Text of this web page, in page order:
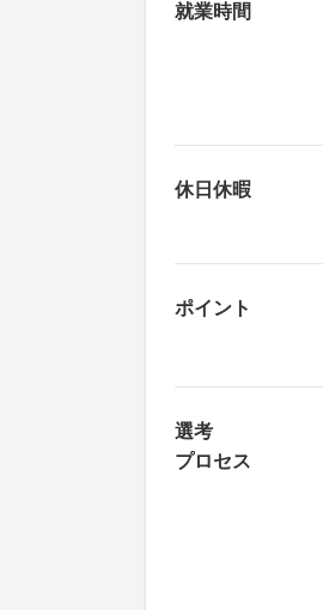
就業時間
休日休暇
ポイント
選考
プロセス